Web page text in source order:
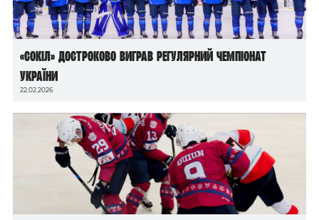
«Сокіл» достроково виграв регулярний чемпіонат
України
22.02.2026